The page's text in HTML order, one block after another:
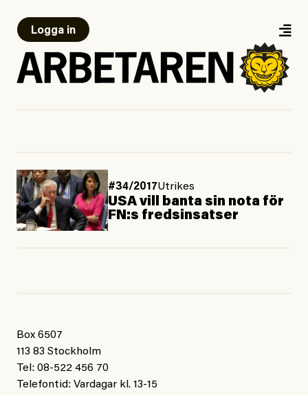
Logga in
#34/2017Utrikes
USA vill banta sin nota för
FN:s fredsinsatser
Box 6507
113 83 Stockholm
Tel: 08-522 456 70
Telefontid: Vardagar kl. 13-15